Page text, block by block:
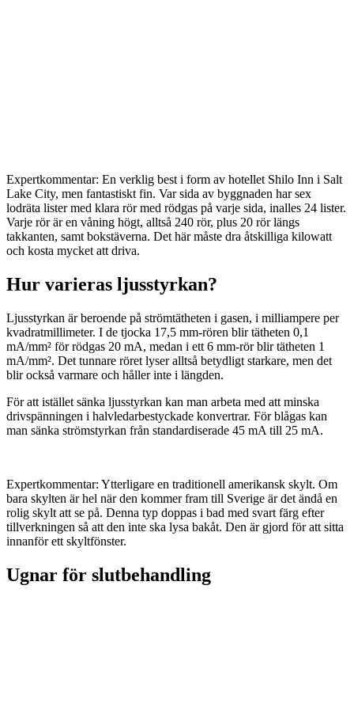
Expertkommentar: En verklig best i form av hotellet Shilo Inn i Salt
Lake City, men fantastiskt fin. Var sida av byggnaden har sex
lodräta lister med klara rör med rödgas på varje sida, inalles 24 lister.
Varje rör är en våning högt, alltså 240 rör, plus 20 rör längs
takkanten, samt bokstäverna. Det här måste dra åtskilliga kilowatt
och kosta mycket att driva.
Hur varieras ljusstyrkan?
Ljusstyrkan är beroende på strömtätheten i gasen, i milliampere per
kvadratmillimeter. I de tjocka 17,5 mm-rören blir tätheten 0,1
mA/mm² för rödgas 20 mA, medan i ett 6 mm-rör blir tätheten 1
mA/mm². Det tunnare röret lyser alltså betydligt starkare, men det
blir också varmare och håller inte i längden.
För att istället sänka ljusstyrkan kan man arbeta med att minska
drivspänningen i halvledarbestyckade konvertrar. För blågas kan
man sänka strömstyrkan från standardiserade 45 mA till 25 mA.
Expertkommentar: Ytterligare en traditionell amerikansk skylt. Om
bara skylten är hel när den kommer fram till Sverige är det ändå en
rolig skylt att se på. Denna typ doppas i bad med svart färg efter
tillverkningen så att den inte ska lysa bakåt. Den är gjord för att sitta
innanför ett skyltfönster.
Ugnar för slutbehandling